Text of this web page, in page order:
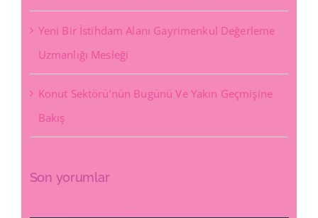
Yeni Bir İstihdam Alanı Gayrimenkul Değerleme
Uzmanlığı Mesleği
Konut Sektörü’nün Bugünü Ve Yakın Geçmişine
Bakış
Son yorumlar